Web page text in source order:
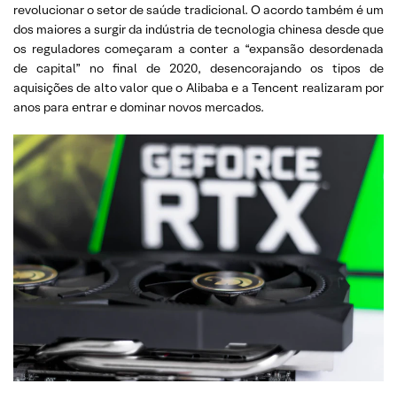
revolucionar o setor de saúde tradicional. O acordo também é um
dos maiores a surgir da indústria de tecnologia chinesa desde que
os reguladores começaram a conter a “expansão desordenada
de capital” no final de 2020, desencorajando os tipos de
aquisições de alto valor que o Alibaba e a Tencent realizaram por
anos para entrar e dominar novos mercados.